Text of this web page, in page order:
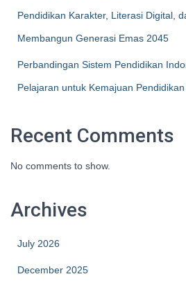
Pendidikan Karakter, Literasi Digital,
Membangun Generasi Emas 2045
Perbandingan Sistem Pendidikan
Pelajaran untuk Kemajuan
Recent Comments
No comments to show.
Archives
July 2026
December 2025